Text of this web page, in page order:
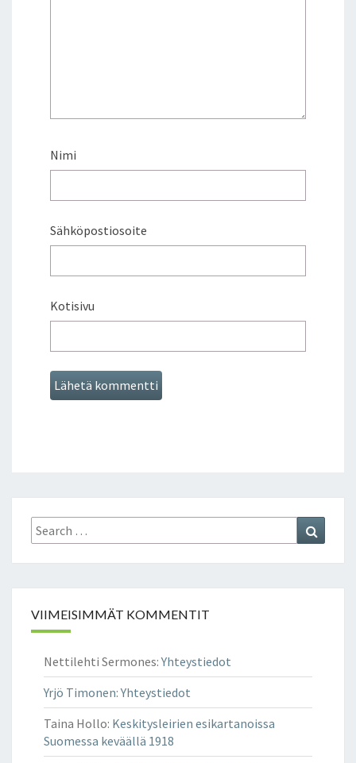
Nimi
Sähköpostiosoite
Kotisivu
Search
for:
VIIMEISIMMÄT KOMMENTIT
Nettilehti Sermones:Yhteystiedot
Yrjö Timonen:Yhteystiedot
Taina Hollo: Keskitysleirien esikartanoissa
Suomessa keväällä 1918